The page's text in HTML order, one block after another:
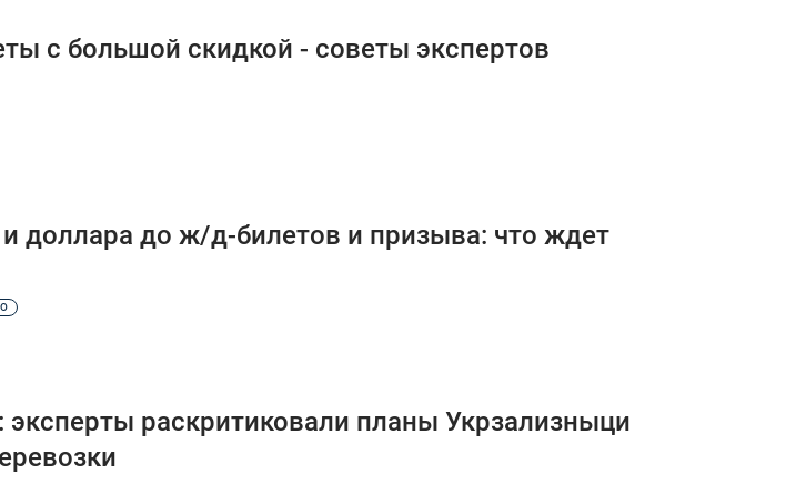
с большой скидкой - советы экспертов
доллара до ж/д-билетов и призыва: что ждет
раскритиковали планы Укрзализныци